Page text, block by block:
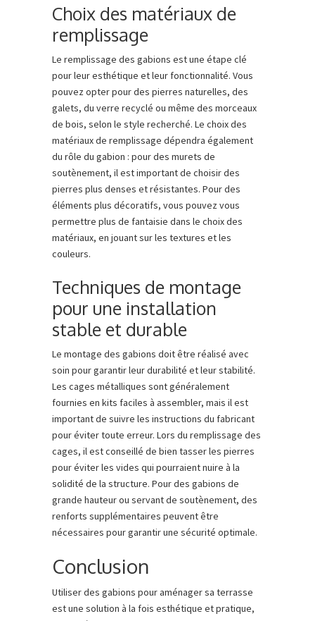
Choix des matériaux de
remplissage
Le remplissage des gabions est une étape clé
pour leur esthétique et leur fonctionnalité. Vous
pouvez opter pour des pierres naturelles, des
galets, du verre recyclé ou même des morceaux
de bois, selon le style recherché. Le choix des
matériaux de remplissage dépendra également
du rôle du gabion : pour des murets de
soutènement, il est important de choisir des
pierres plus denses et résistantes. Pour des
éléments plus décoratifs, vous pouvez vous
permettre plus de fantaisie dans le choix des
matériaux, en jouant sur les textures et les
couleurs.
Techniques de montage
pour une installation
stable et durable
Le montage des gabions doit être réalisé avec
soin pour garantir leur durabilité et leur stabilité.
Les cages métalliques sont généralement
fournies en kits faciles à assembler, mais il est
important de suivre les instructions du fabricant
pour éviter toute erreur. Lors du remplissage des
cages, il est conseillé de bien tasser les pierres
pour éviter les vides qui pourraient nuire à la
solidité de la structure. Pour des gabions de
grande hauteur ou servant de soutènement, des
renforts supplémentaires peuvent être
nécessaires pour garantir une sécurité optimale.
Conclusion
Utiliser des gabions pour aménager sa terrasse
est une solution à la fois esthétique et pratique,